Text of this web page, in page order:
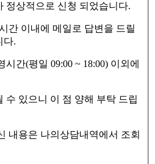
정상적으로 신청 되었습니다.
간 이내에 메일로 답변을 드릴
다.
간(평일 09:00 ~ 18:00) 이외에
수 있으니 이 점 양해 부탁 드립
내용은 나의상담내역에서 조회